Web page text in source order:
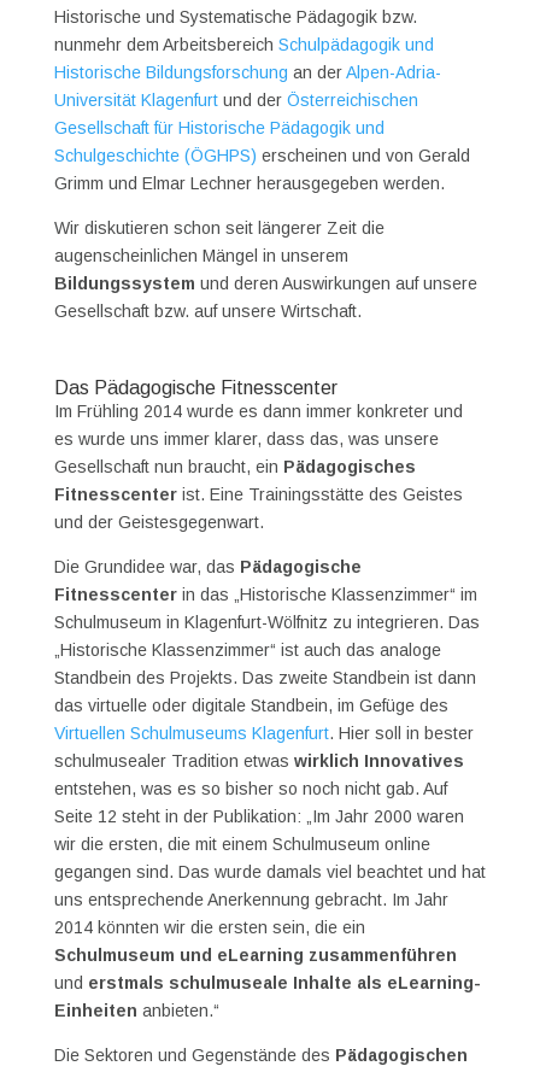
Historische und Systematische Pädagogik bzw.
nunmehr dem Arbeitsbereich Schulpädagogik und
Historische Bildungsforschung an derAlpen-Adria-
Universität Klagenfurtund der Österreichischen
Gesellschaft für Historische Pädagogik und
Schulgeschichte (ÖGHPS) erscheinen und von Gerald
Grimm und Elmar Lechner herausgegeben werden.
Wir diskutieren schon seit längerer Zeit die
augenscheinlichen Mängel in unserem
Bildungssystem und deren Auswirkungen auf unsere
Gesellschaft bzw. auf unsere Wirtschaft.
Das Pädagogische Fitnesscenter
Im Frühling 2014 wurde es dann immer konkreter und
es wurde uns immer klarer, dass das, was unsere
Gesellschaft nun braucht, ein Pädagogisches
Fitnesscenterist. Eine Trainingsstätte des Geistes
und der Geistesgegenwart.
Die Grundidee war, das Pädagogische
Fitnesscenterin das „Historische Klassenzimmer“ im
Schulmuseum in Klagenfurt-Wölfnitz zu integrieren. Das
„Historische Klassenzimmer“ ist auch das analoge
Standbein des Projekts. Das zweite Standbein ist dann
das virtuelle oder digitale Standbein, im Gefüge des
Virtuellen Schulmuseums Klagenfurt. Hier soll in bester
schulmusealer Tradition etwas wirklich Innovatives
entstehen, was es so bisher so noch nicht gab. Auf
Seite 12 steht in der Publikation: „Im Jahr 2000 waren
wir die ersten, die mit einem Schulmuseum online
gegangen sind. Das wurde damals viel beachtet und hat
uns entsprechende Anerkennung gebracht. Im Jahr
2014 könnten wir die ersten sein, die ein
Schulmuseum und eLearning zusammenführen
und erstmals schulmuseale Inhalte als eLearning-
Einheiten anbieten.“
Die Sektoren und Gegenstände des Pädagogischen